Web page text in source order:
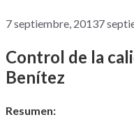
7 septiembre, 20137
Control de la
Benítez
Resumen: